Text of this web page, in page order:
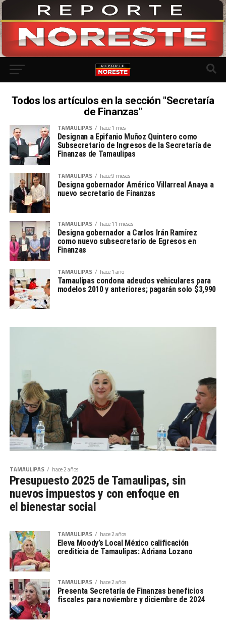
Todos los artículos en la sección "Secretaría
de Finanzas"
TAMAULIPAS hace 1 mes
Designan a Epifanio Muñoz Quintero como
Subsecretario de Ingresos de la Secretaría de
Finanzas de Tamaulipas
TAMAULIPAS hace 9 meses
Designa gobernador Américo Villarreal Anaya a
nuevo secretario de Finanzas
TAMAULIPAS hace 11 meses
Designa gobernador a Carlos Irán Ramírez
como nuevo subsecretario de Egresos en
Finanzas
TAMAULIPAS hace 1 año
Tamaulipas condona adeudos vehiculares para
modelos 2010 y anteriores; pagarán solo $3,990
TAMAULIPAS hace 2 años
Presupuesto 2025 de Tamaulipas, sin
nuevos impuestos y con enfoque en
el bienestar social
TAMAULIPAS hace 2 años
Eleva Moody’s Local México calificación
crediticia de Tamaulipas: Adriana Lozano
TAMAULIPAS hace 2 años
Presenta Secretaría de Finanzas beneficios
fiscales para noviembre y diciembre de 2024